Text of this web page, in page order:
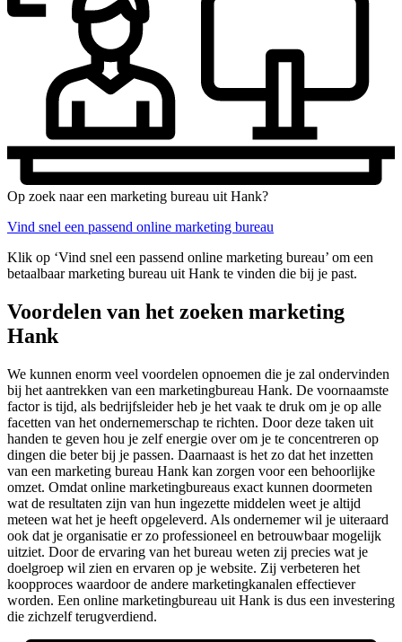
Op zoek naar een marketing bureau uit Hank?
Vind snel een passend online marketing bureau
Klik op ‘Vind snel een passend online marketing bureau’ om een
betaalbaar marketing bureau uit Hank te vinden die bij je past.
Voordelen van het zoeken marketing
Hank
We kunnen enorm veel voordelen opnoemen die je zal ondervinden
bij het aantrekken van een marketingbureau Hank. De voornaamste
factor is tijd, als bedrijfsleider heb je het vaak te druk om je op alle
facetten van het ondernemerschap te richten. Door deze taken uit
handen te geven hou je zelf energie over om je te concentreren op
dingen die beter bij je passen. Daarnaast is het zo dat het inzetten
van een marketing bureau Hank kan zorgen voor een behoorlijke
omzet. Omdat online marketingbureaus exact kunnen doormeten
wat de resultaten zijn van hun ingezette middelen weet je altijd
meteen wat het je heeft opgeleverd. Als ondernemer wil je uiteraard
ook dat je organisatie er zo professioneel en betrouwbaar mogelijk
uitziet. Door de ervaring van het bureau weten zij precies wat je
doelgroep wil zien en ervaren op je website. Zij verbeteren het
koopproces waardoor de andere marketingkanalen effectiever
worden. Een online marketingbureau uit Hank is dus een investering
die zichzelf terugverdiend.